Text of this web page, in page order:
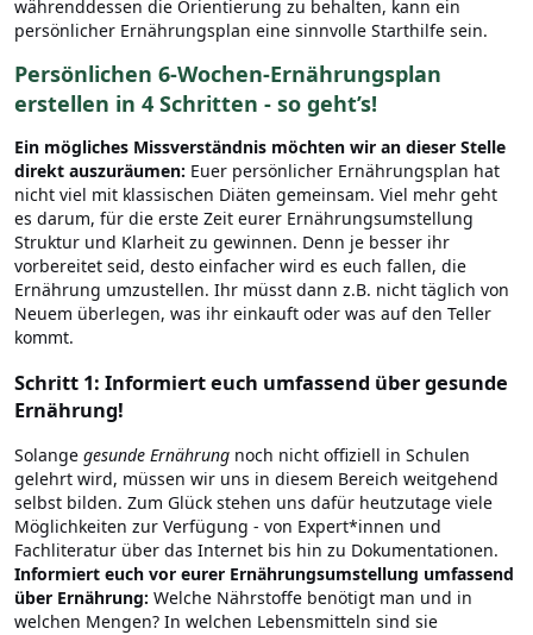
währenddessen die Orientierung zu behalten, kann ein
persönlicher Ernährungsplan eine sinnvolle Starthilfe sein.
Persönlichen 6-Wochen-Ernährungsplan
erstellen in 4 Schritten - so geht’s!
Ein mögliches Missverständnis möchten wir an dieser Stelle
direkt auszuräumen: Euer persönlicher Ernährungsplan hat
nicht viel mit klassischen Diäten gemeinsam. Viel mehr geht
es darum, für die erste Zeit eurer Ernährungsumstellung
Struktur und Klarheit zu gewinnen. Denn je besser ihr
vorbereitet seid, desto einfacher wird es euch fallen, die
Ernährung umzustellen. Ihr müsst dann z.B. nicht täglich von
Neuem überlegen, was ihr einkauft oder was auf den Teller
kommt.
Schritt 1: Informiert euch umfassend über gesunde
Ernährung!
Solange gesunde Ernährung noch nicht offiziell in Schulen
gelehrt wird, müssen wir uns in diesem Bereich weitgehend
selbst bilden. Zum Glück stehen uns dafür heutzutage viele
Möglichkeiten zur Verfügung - von Expert*innen und
Fachliteratur über das Internet bis hin zu Dokumentationen.
Informiert euch vor eurer Ernährungsumstellung umfassend
über Ernährung: Welche Nährstoffe benötigt man und in
welchen Mengen? In welchen Lebensmitteln sind sie